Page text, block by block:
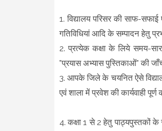
1. विद्यालय परिसर की साफ-
गतिविधियां आदि के सम्पादन हेतु
2. प्रत्येक कक्षा के लिये समय-
"प्रयास अभ्यास पुस्तिकाओं" की
3. आपके जिले के चयनित ऐसे
एवं शाला में प्रवेश की कार्यवाही
4. कक्षा 1 से 2 हेतु पाठ्यपुस्तकों